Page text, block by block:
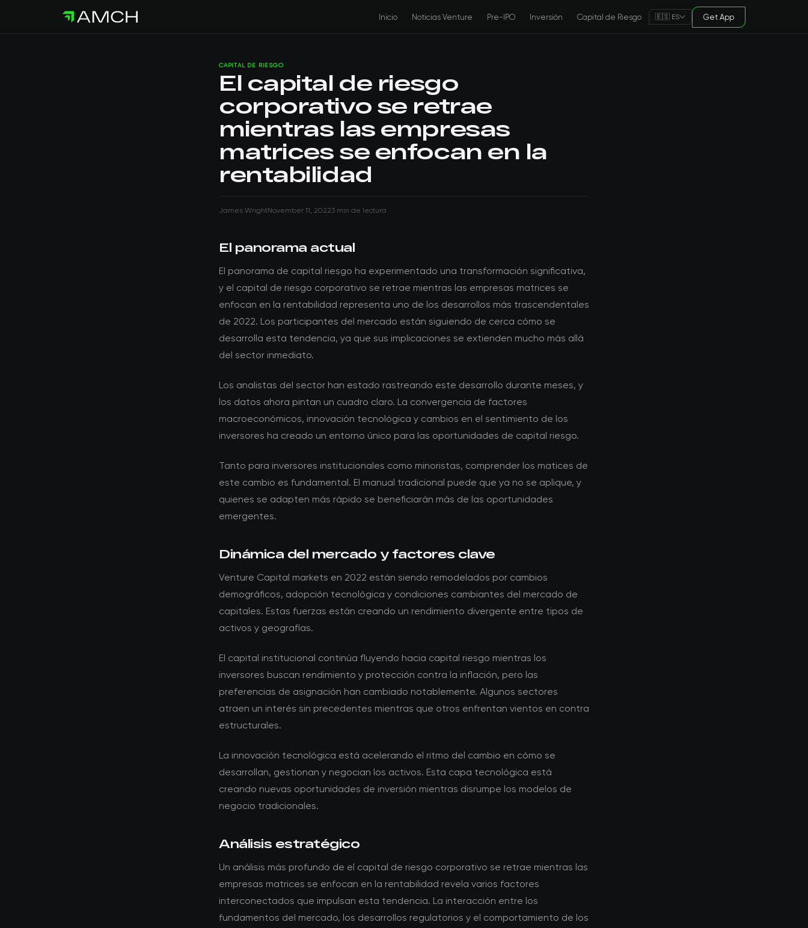
Inicio Noticias Venture Pre-IPO Inversión Capital de Riesgo 🇪🇸 ES Get App
CAPITAL DE RIESGO
El capital de riesgo
corporativo se retrae
mientras las empresas
matrices se enfocan en la
rentabilidad
James WrightNovember 11, 20223 min de lectura
El panorama actual
El panorama de capital riesgo ha experimentado una transformación significativa,
y el capital de riesgo corporativo se retrae mientras las empresas matrices se
enfocan en la rentabilidad representa uno de los desarrollos más trascendentales
de 2022. Los participantes del mercado están siguiendo de cerca cómo se
desarrolla esta tendencia, ya que sus implicaciones se extienden mucho más allá
del sector inmediato.
Los analistas del sector han estado rastreando este desarrollo durante meses, y
los datos ahora pintan un cuadro claro. La convergencia de factores
macroeconómicos, innovación tecnológica y cambios en el sentimiento de los
inversores ha creado un entorno único para las oportunidades de capital riesgo.
Tanto para inversores institucionales como minoristas, comprender los matices de
este cambio es fundamental. El manual tradicional puede que ya no se aplique, y
quienes se adapten más rápido se beneficiarán más de las oportunidades
emergentes.
Dinámica del mercado y factores clave
Venture Capital markets en 2022 están siendo remodelados por cambios
demográficos, adopción tecnológica y condiciones cambiantes del mercado de
capitales. Estas fuerzas están creando un rendimiento divergente entre tipos de
activos y geografías.
El capital institucional continúa fluyendo hacia capital riesgo mientras los
inversores buscan rendimiento y protección contra la inflación, pero las
preferencias de asignación han cambiado notablemente. Algunos sectores
atraen un interés sin precedentes mientras que otros enfrentan vientos en contra
estructurales.
La innovación tecnológica está acelerando el ritmo del cambio en cómo se
desarrollan, gestionan y negocian los activos. Esta capa tecnológica está
creando nuevas oportunidades de inversión mientras disrumpe los modelos de
negocio tradicionales.
Análisis estratégico
Un análisis más profundo de el capital de riesgo corporativo se retrae mientras las
empresas matrices se enfocan en la rentabilidad revela varios factores
interconectados que impulsan esta tendencia. La interacción entre los
fundamentos del mercado, los desarrollos regulatorios y el comportamiento de los